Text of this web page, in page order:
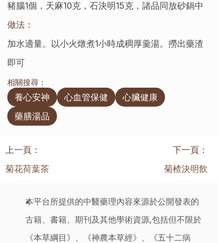
豬腦1個，天麻10克，石決明15克，諸品同放砂鍋中
做法：
加水適量。以小火燉煮1小時成稠厚羹湯。撈出藥渣
即可
相關搜尋：
養心安神 心血管保健
心臟健康
藥膳湯品
上一頁：
菊花荷葉茶
下一頁：
菊楂決明飲
本平台所提供的中醫藥理內容來源於公開發表的
古籍、書籍、期刊及其他學術資源,包括但不限於
《本草綱目》、《神農本草經》、《五十二病